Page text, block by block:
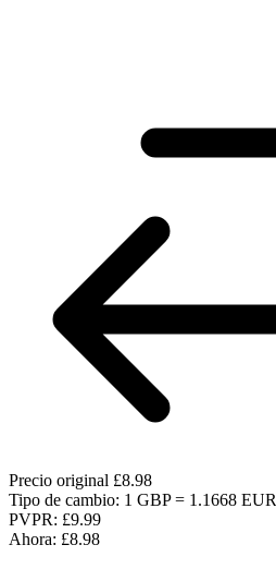
Precio original £8.98
Tipo de cambio: 1 GBP = 1.1668 EUR
PVPR: £9.99
Ahora: £8.98